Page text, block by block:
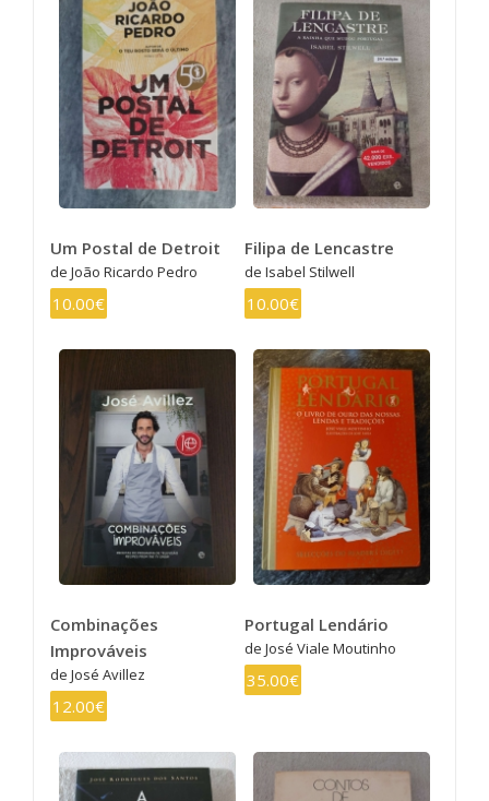
Um Postal de Detroit
de João Ricardo Pedro
10.00€
Filipa de Lencastre
de Isabel Stilwell
10.00€
Combinações
Improváveis
de José Avillez
12.00€
Portugal Lendário
de José Viale Moutinho
35.00€